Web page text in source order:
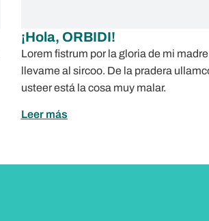
¡Hola, ORBIDI!
Lorem fistrum por la gloria de mi
llevame al sircoo. De la pradera
usteer está la cosa muy malar.
Leer más